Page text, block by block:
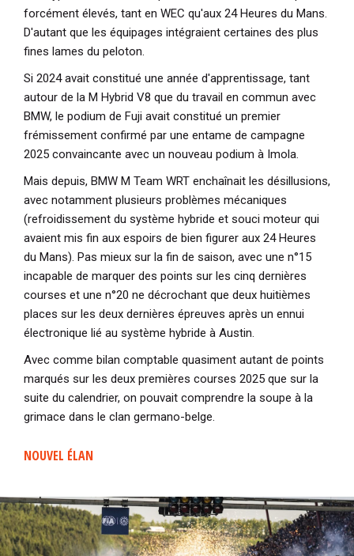
forcément élevés, tant en WEC qu'aux 24 Heures du Mans.
D'autant que les équipages intégraient certaines des plus
fines lames du peloton.
Si 2024 avait constitué une année d'apprentissage, tant
autour de la M Hybrid V8 que du travail en commun avec
BMW, le podium de Fuji avait constitué un premier
frémissement confirmé par une entame de campagne
2025 convaincante avec un nouveau podium à Imola.
Mais depuis, BMW M Team WRT enchaînait les désillusions,
avec notamment plusieurs problèmes mécaniques
(refroidissement du système hybride et souci moteur qui
avaient mis fin aux espoirs de bien figurer aux 24 Heures
du Mans). Pas mieux sur la fin de saison, avec une n°15
incapable de marquer des points sur les cinq dernières
courses et une n°20 ne décrochant que deux huitièmes
places sur les deux dernières épreuves après un ennui
électronique lié au système hybride à Austin.
Avec comme bilan comptable quasiment autant de points
marqués sur les deux premières courses 2025 que sur la
suite du calendrier, on pouvait comprendre la soupe à la
grimace dans le clan germano-belge.
NOUVEL ÉLAN